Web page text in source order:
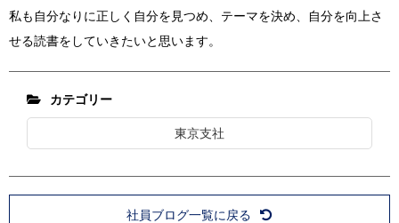
私も自分なりに正しく自分を見つめ、テーマを決め、自分を向上さ
せる読書をしていきたいと思います。
カテゴリー
東京支社
社員ブログ一覧に戻る